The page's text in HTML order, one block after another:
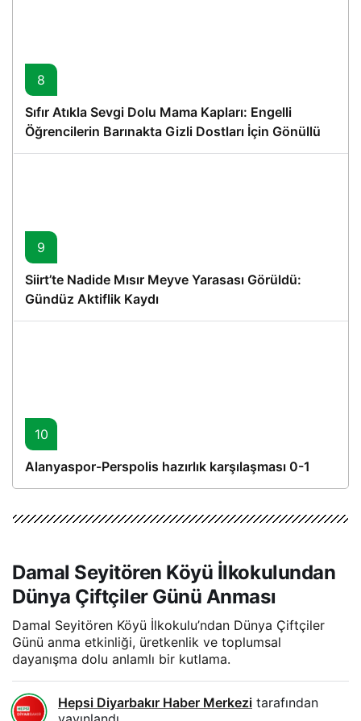
8
Sıfır Atıkla Sevgi Dolu Mama Kapları: Engelli
Öğrencilerin Barınakta Gizli Dostları İçin Gönüllü
Proje
9
Siirt’te Nadide Mısır Meyve Yarasası Görüldü:
Gündüz Aktiflik Kaydı
10
Alanyaspor-Perspolis hazırlık karşılaşması 0-1
Damal Seyitören Köyü İlkokulundan
Dünya Çiftçiler Günü Anması
Damal Seyitören Köyü İlkokulu’ndan Dünya Çiftçiler
Günü anma etkinliği, üretkenlik ve toplumsal
dayanışma dolu anlamlı bir kutlama.
Hepsi Diyarbakır Haber Merkezi tarafından